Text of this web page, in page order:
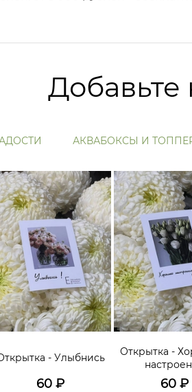
Добавьте
АКВАБОКСЫ И
- Улыбнись
60 ₽
Открытка -
60 ₽